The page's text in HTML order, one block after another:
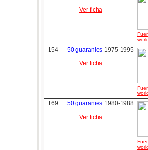
Ver ficha
154
50 guaranies
Ver ficha
1975-1995
169
50 guaranies
Ver ficha
1980-1988